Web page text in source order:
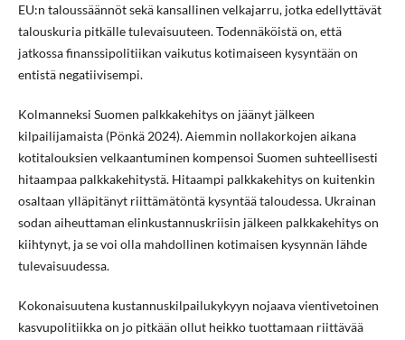
EU:n taloussäännöt sekä kansallinen velkajarru, jotka edellyttävät
talouskuria pitkälle tulevaisuuteen. Todennäköistä on, että
jatkossa finanssipolitiikan vaikutus kotimaiseen kysyntään on
entistä negatiivisempi.
Kolmanneksi Suomen palkkakehitys on jäänyt jälkeen
kilpailijamaista (Pönkä 2024). Aiemmin nollakorkojen aikana
kotitalouksien velkaantuminen kompensoi Suomen suhteellisesti
hitaampaa palkkakehitystä. Hitaampi palkkakehitys on kuitenkin
osaltaan ylläpitänyt riittämätöntä kysyntää taloudessa. Ukrainan
sodan aiheuttaman elinkustannuskriisin jälkeen palkkakehitys on
kiihtynyt, ja se voi olla mahdollinen kotimaisen kysynnän lähde
tulevaisuudessa.
Kokonaisuutena kustannuskilpailukykyyn nojaava vientivetoinen
kasvupolitiikka on jo pitkään ollut heikko tuottamaan riittävää